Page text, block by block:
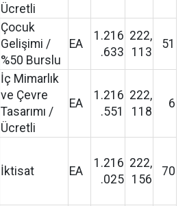
Ücretli
Çocuk
Gelişimi /
%50 Burslu
EA
1.216
.633
222,
113
51
İç Mimarlık
ve Çevre
Tasarımı /
Ücretli
EA
1.216
.551
222,
118
6
İktisat EA
1.216
.025
222,
156
70